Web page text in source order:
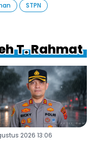
STPN
T. Rahmat
2026 13:06